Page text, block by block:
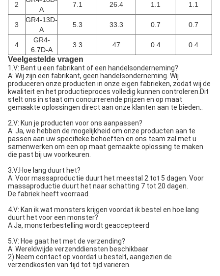
2
A
7.1 26.4 1.1 1.1
3
GR4-13D-
A
5.3 33.3 0.7 0.7
4
GR4-
6.7D-A
3.3 47 0.4 0.4
Veelgestelde vragen
1.V: Bent u een fabrikant of een handelsonderneming?
A: Wij zijn een fabrikant, geen handelsonderneming. Wij
produceren onze producten in onze eigen fabrieken, zodat wij de
kwaliteit en het productieproces volledig kunnen controleren.Dit
stelt ons in staat om concurrerende prijzen en op maat
gemaakte oplossingen direct aan onze klanten aan te bieden..
2.V: Kun je producten voor ons aanpassen?
A: Ja, we hebben de mogelijkheid om onze producten aan te
passen aan uw specifieke behoeften.en ons team zal met u
samenwerken om een op maat gemaakte oplossing te maken
die past bij uw voorkeuren.
3.V:Hoe lang duurt het?
A: Voor massaproductie duurt het meestal 2 tot 5 dagen. Voor
massaproductie duurt het naar schatting 7 tot 20 dagen.
De fabriek heeft voorraad.
4.V: Kan ik wat monsters krijgen voordat ik bestel en hoe lang
duurt het voor een monster?
A:Ja, monsterbestelling wordt geaccepteerd
5.V: Hoe gaat het met de verzending?
A: Wereldwijde verzenddiensten beschikbaar
2) Neem contact op voordat u bestelt, aangezien de
verzendkosten van tijd tot tijd variëren.